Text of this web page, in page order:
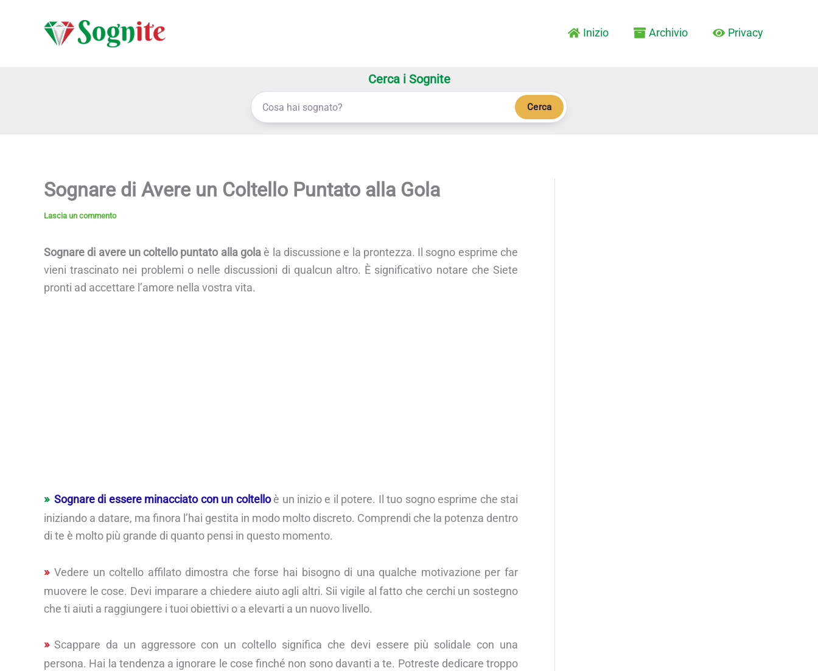
Inizio Archivio Privacy
Cerca i Sognite
Cerca
Sognare di Avere un Coltello Puntato alla Gola
Lascia un commento
Sognare di avere un coltello puntato alla gola è la discussione e la prontezza. Il sogno esprime che
vieni trascinato nei problemi o nelle discussioni di qualcun altro. È significativo notare che Siete
pronti ad accettare l’amore nella vostra vita.
Sognare di essere minacciato con un coltelloè un inizio e il potere. Il tuo sogno esprime che stai
iniziando a datare, ma finora l’hai gestita in modo molto discreto. Comprendi che la potenza dentro
di te è molto più grande di quanto pensi in questo momento.
Vedere un coltello affilato dimostra che forse hai bisogno di una qualche motivazione per far
muovere le cose. Devi imparare a chiedere aiuto agli altri. Sii vigile al fatto che cerchi un sostegno
che ti aiuti a raggiungere i tuoi obiettivi o a elevarti a un nuovo livello.
Scappare da un aggressore con un coltello significa che devi essere più solidale con una
persona. Hai la tendenza a ignorare le cose finché non sono davanti a te. Potreste dedicare troppo